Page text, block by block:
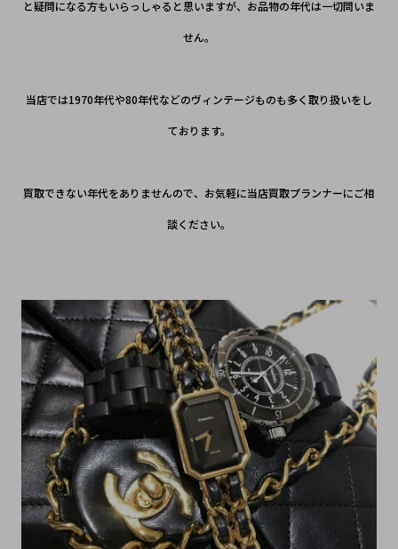
と疑問になる方もいらっしゃると思いますが、お品物の年代は一切問いま
せん。
当店では1970年代や80年代などのヴィンテージものも多く取り扱いをし
ております。
買取できない年代をありませんので、お気軽に当店買取プランナーにご相
談ください。